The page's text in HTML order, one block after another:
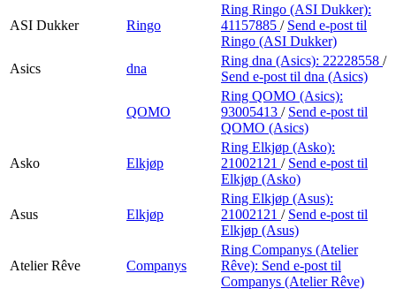
ASI Dukker Ringo
Ring Ringo (ASI Dukker):
41157885 / Send e-post til
Ringo (ASI Dukker)
Asics
dna
Ring dna (Asics): 22228558 /
Send e-post til dna (Asics)
QOMO
Ring QOMO (Asics):
93005413 / Send e-post til
QOMO (Asics)
Asko Elkjøp
Ring Elkjøp (Asko):
21002121 / Send e-post til
Elkjøp (Asko)
Asus Elkjøp
Ring Elkjøp (Asus):
21002121 / Send e-post til
Elkjøp (Asus)
Atelier Rêve Companys
Ring Companys (Atelier
Rêve): Send e-post til
Companys (Atelier Rêve)